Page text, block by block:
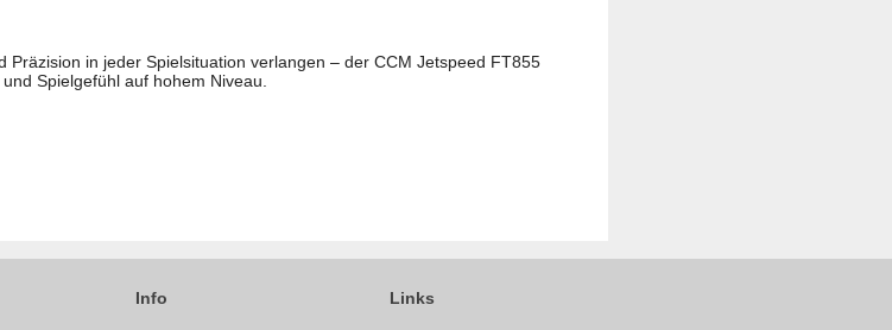
Präzision in jeder Spielsituation verlangen – der CCM Jetspeed FT855
Spielgefühl auf hohem Niveau.
Info Links